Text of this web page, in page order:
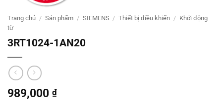
Trang chủ / Sản phẩm / SIEMENS / Thiết bị điều khiển / Khởi động
từ
3RT1024-1AN20
989,000 ₫